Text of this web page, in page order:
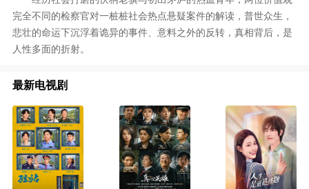
完全不同的检察官对一桩桩社会热点悬疑案件的解读，普世众生，
悲壮的命运下沉浮着诡异的事件、意料之外的反转，真相背后，是
人性多面的折射。
最新电视剧